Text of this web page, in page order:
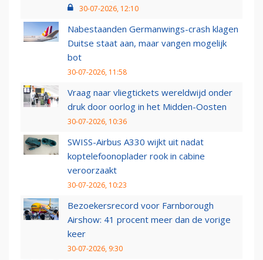
30-07-2026, 12:10
Nabestaanden Germanwings-crash klagen
Duitse staat aan, maar vangen mogelijk
bot
30-07-2026, 11:58
Vraag naar vliegtickets wereldwijd onder
druk door oorlog in het Midden-Oosten
30-07-2026, 10:36
SWISS-Airbus A330 wijkt uit nadat
koptelefoonoplader rook in cabine
veroorzaakt
30-07-2026, 10:23
Bezoekersrecord voor Farnborough
Airshow: 41 procent meer dan de vorige
keer
30-07-2026, 9:30